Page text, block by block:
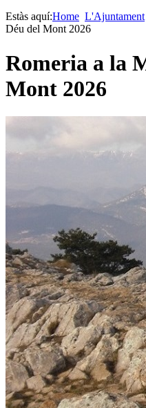
Estàs aquí:Home L'Ajuntament
Déu del Mont 2026
Romeria a la
Mont 2026